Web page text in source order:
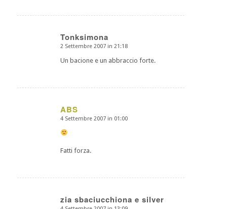
Tonksimona
dice:
2 Settembre 2007 in 21:18
Un bacione e un abbraccio forte.
ABS
dice:
4 Settembre 2007 in 01:00
Fatti forza.
zia sbaciucchiona e silver